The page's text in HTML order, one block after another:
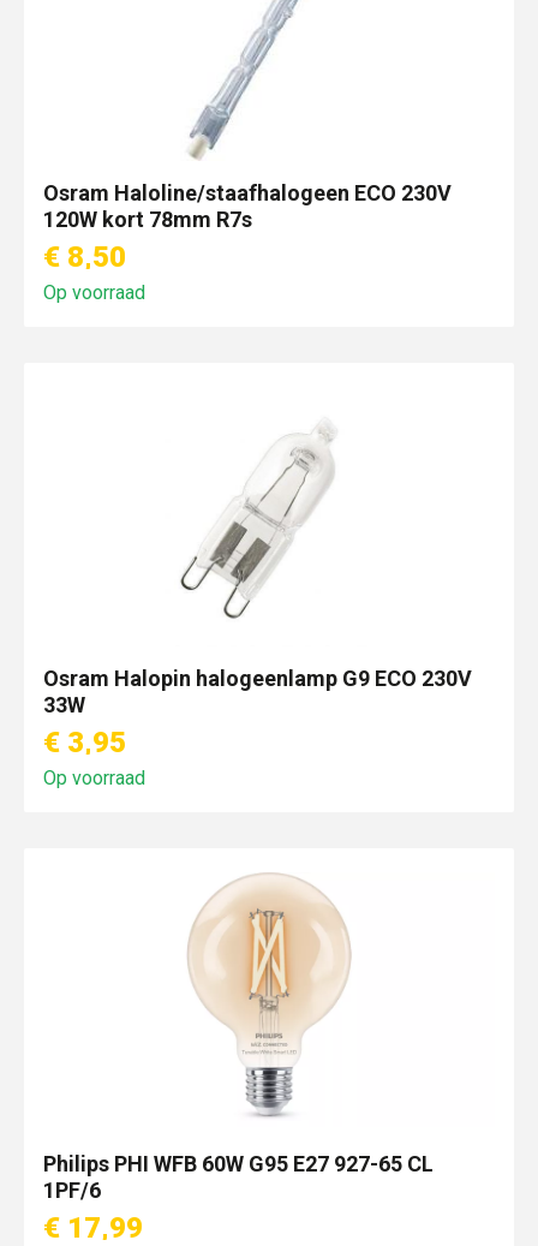
Osram Haloline/staafhalogeen ECO 230V
120W kort 78mm R7s
€ 8,50
Op voorraad
Osram Halopin halogeenlamp G9 ECO 230V
33W
€ 3,95
Op voorraad
Philips PHI WFB 60W G95 E27 927-65 CL
1PF/6
€ 17,99